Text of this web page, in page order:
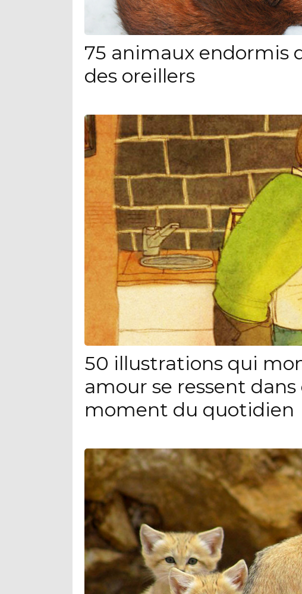
75 animaux endormis
des oreillers
50 illustrations qui
amour se ressent
moment du quotidien